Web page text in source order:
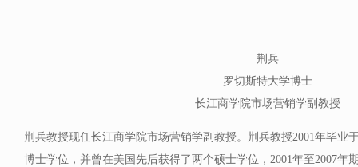
荆兵
罗切斯特大学博士
长江商学院市场营销学副教授
荆兵教授现任长江商学院市场营销学副教授。荆兵教授2001年毕业
博士学位，并曾在美国先后获得了两个硕士学位，2001年至2007年